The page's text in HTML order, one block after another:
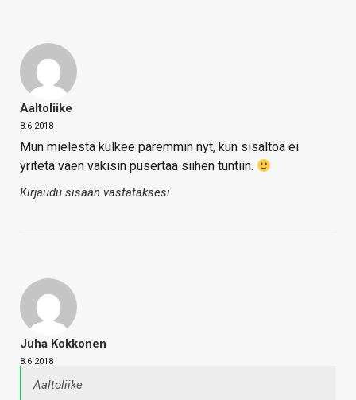
Aaltoliike
8.6.2018
Mun mielestä kulkee paremmin nyt, kun sisältöä ei
yritetä väen väkisin pusertaa siihen tuntiin.
Kirjaudu sisään vastataksesi
Juha Kokkonen
8.6.2018
Aaltoliike